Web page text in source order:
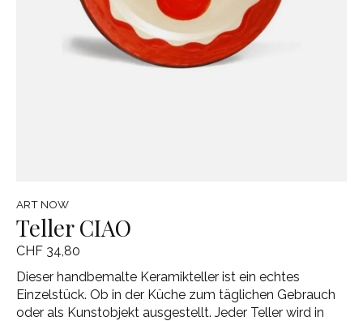
ART NOW
Teller CIAO
CHF 34,80
Dieser handbemalte Keramikteller ist ein echtes
Einzelstück. Ob in der Küche zum täglichen Gebrauch
oder als Kunstobjekt ausgestellt. Jeder Teller wird in